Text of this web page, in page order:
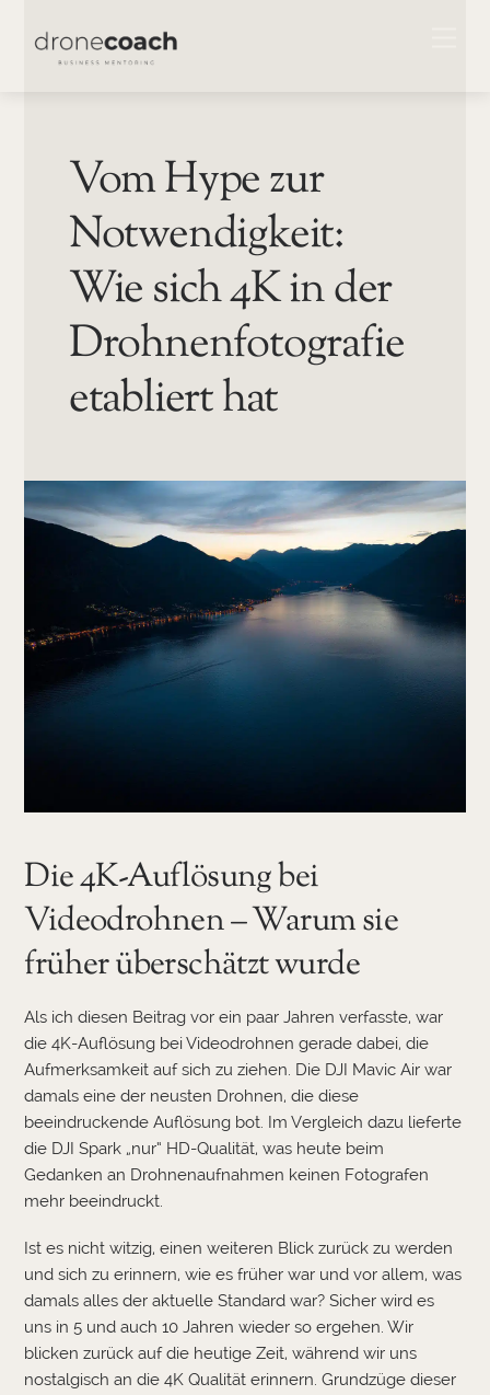
Vom Hype zur
Notwendigkeit:
Wie sich 4K in der
Drohnenfotografie
etabliert hat
Die 4K-Auflösung bei
Videodrohnen – Warum sie
früher überschätzt wurde
Als ich diesen Beitrag vor ein paar Jahren verfasste, war
die 4K-Auflösung bei Videodrohnen gerade dabei, die
Aufmerksamkeit auf sich zu ziehen. Die DJI Mavic Air war
damals eine der neusten Drohnen, die diese
beeindruckende Auflösung bot. Im Vergleich dazu lieferte
die DJI Spark „nur“ HD-Qualität, was heute beim
Gedanken an Drohnenaufnahmen keinen Fotografen
mehr beeindruckt.
Ist es nicht witzig, einen weiteren Blick zurück zu werden
und sich zu erinnern, wie es früher war und vor allem, was
damals alles der aktuelle Standard war? Sicher wird es
uns in 5 und auch 10 Jahren wieder so ergehen. Wir
blicken zurück auf die heutige Zeit, während wir uns
nostalgisch an die 4K Qualität erinnern. Grundzüge dieser